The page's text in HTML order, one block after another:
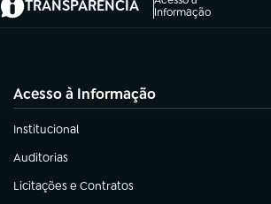
TRANSPARÊNCIA
Informação
(abre em nova aba)
Acesso à Informação
Institucional
(abre em nova aba)
Auditorias
(abre em nova aba)
Licitações e Contratos
(abre em nova aba)